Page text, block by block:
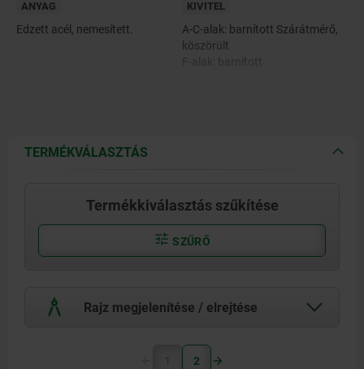
ANYAG
Edzett acél, nemesített.
KIVITEL
A-C-alak: barnított Szárátmérő,
köszörült
TERMÉKVÁLASZTÁS
Termékkiválasztás szűkítése
SZŰRŐ
Rajz megjelenítése / elrejtése
1 2